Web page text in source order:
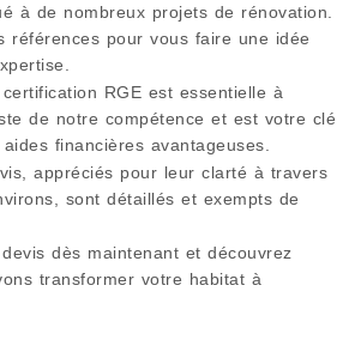
à de nombreux projets de rénovation.
références pour vous faire une idée
RGE est essentielle à
de notre compétence et est votre clé
financières avantageuses.
appréciés pour leur clarté à travers
sont détaillés et exempts de
dès maintenant et découvrez
transformer votre habitat à